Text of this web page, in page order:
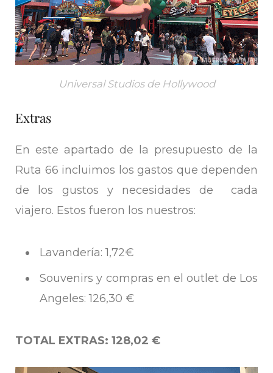
Universal Studios de Hollywood
Extras
En este apartado de la presupuesto de la
Ruta 66 incluimos los gastos que dependen
de los gustos y necesidades de cada
viajero. Estos fueron los nuestros:
Lavandería: 1,72€
Souvenirs y compras en el outlet de Los
Angeles: 126,30 €
TOTAL EXTRAS: 128,02 €